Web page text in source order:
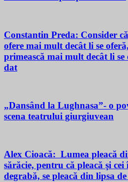
Constantin Preda: Consider
ofere mai mult decât li se
primească mai mult decât li
dat
„Dansând la Lughnasa”- o
scena teatrului giurgiuvean
Alex Cioacă: Lumea pleacă
sărăcie, pentru că pleacă şi
degrabă, se pleacă din lipsa